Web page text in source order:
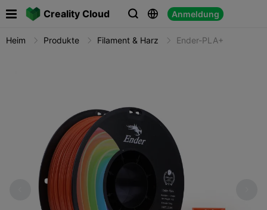
Creality Cloud   Anmeldung

Heim Produkte Filament & Harz Ender-PLA+